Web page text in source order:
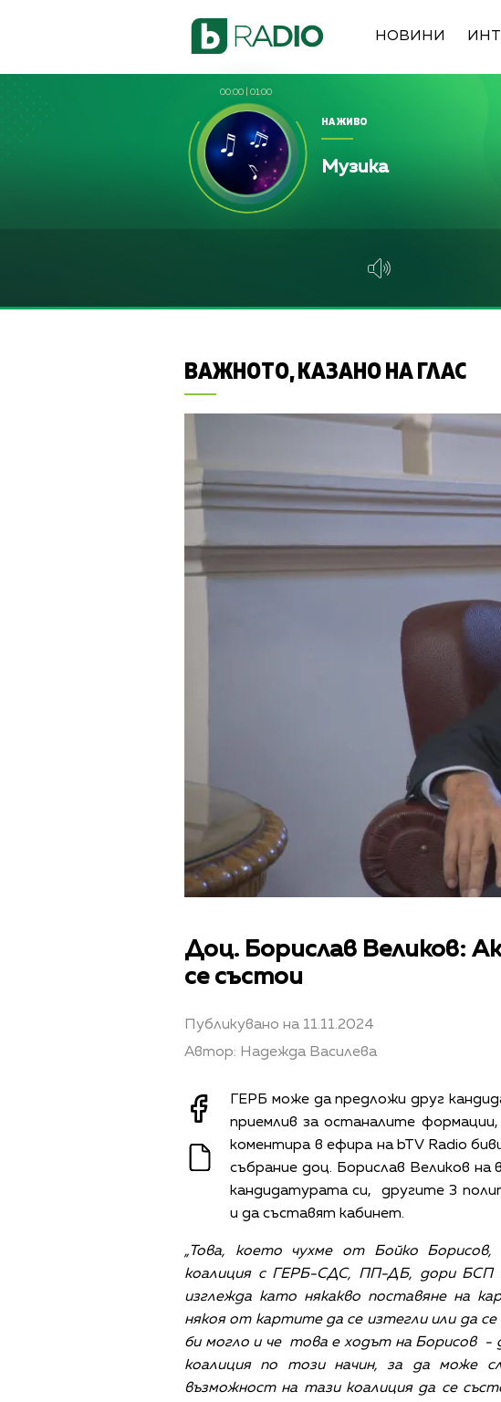
НОВИНИ
00:00 01:00
НА ЖИВО
Музика
ВАЖНОТО, КАЗАНО НА ГЛАС
Доц. Борислав Великов:
се състои
Публикувано на 11.11.2024
Автор: Надежда Василева
ГЕРБ може да предложи друг
приемлив за останалите
коментира в ефира на bTV Radio
събрание доц. Борислав Великов
кандидатурата си, другите 3
и да съставят кабинет.
„Това, което чухме от Бойко
коалиция с ГЕРБ-СДС, ПП-ДБ, дори БСП
изглежда като някакво поставяне на
някоя от картите да се изтегли или да
би могло и че това е ходът на Борисов -
коалиция по този начин, за да може
възможност на тази коалиция да се